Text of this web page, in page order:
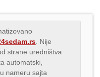
. Nije
strane uredništva
automatski,
nameru sajta